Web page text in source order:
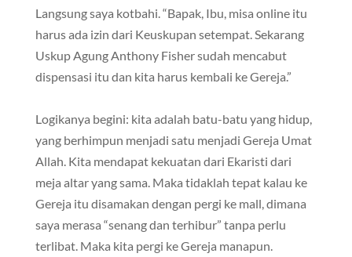
Langsung saya kotbahi. “Bapak, Ibu, misa online itu
harus ada izin dari Keuskupan setempat. Sekarang
Uskup Agung Anthony Fisher sudah mencabut
dispensasi itu dan kita harus kembali ke Gereja.”
Logikanya begini: kita adalah batu-batu yang hidup,
yang berhimpun menjadi satu menjadi Gereja Umat
Allah. Kita mendapat kekuatan dari Ekaristi dari
meja altar yang sama. Maka tidaklah tepat kalau ke
Gereja itu disamakan dengan pergi ke mall, dimana
saya merasa “senang dan terhibur” tanpa perlu
terlibat. Maka kita pergi ke Gereja manapun.